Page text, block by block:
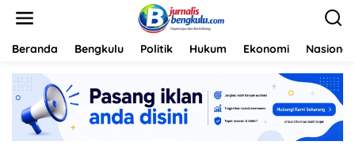
Beranda Bengkulu Politik Hukum Ekonomi Nasional